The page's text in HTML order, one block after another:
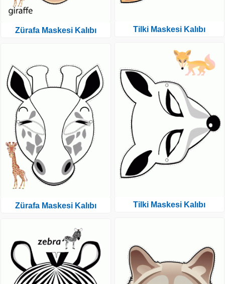
Zürafa Maskesi Kalıbı
Zürafa Maskesi Kalıbı
Tilki Maskesi Kalıbı
Tilki Maskesi Kalıbı